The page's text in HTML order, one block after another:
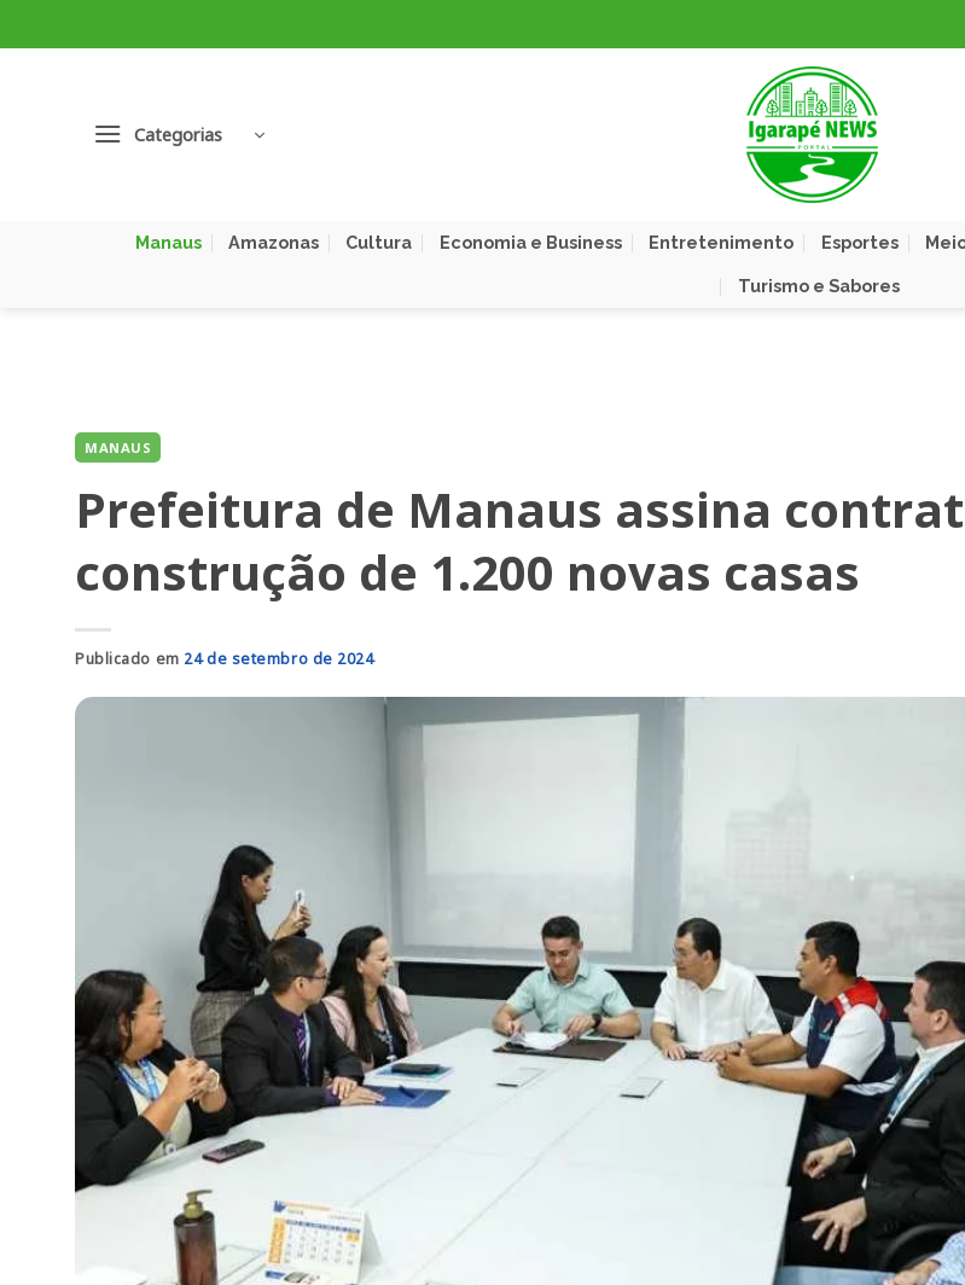
to
Categorias
Manaus Amazonas Cultura Economia e Business Entretenimento Esportes
Turismo e Sabores
MANAUS
Prefeitura de Manaus assina
construção de 1.200 novas casas
Publicado em 24 de setembro de 2024